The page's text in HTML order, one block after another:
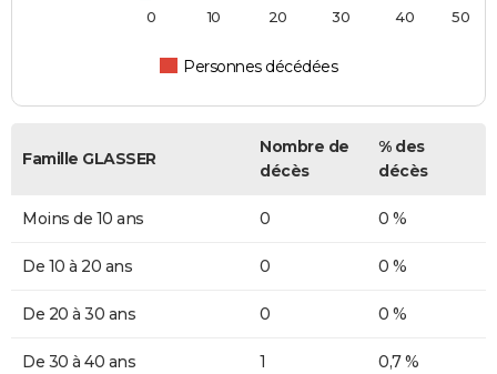
Personnes décédées
0 10 20 30 40 50
Famille GLASSER
Nombre de
décès
% des
décès
Moins de 10 ans 0 0 %
De 10 à 20 ans 0 0 %
De 20 à 30 ans 0 0 %
De 30 à 40 ans 1 0,7 %